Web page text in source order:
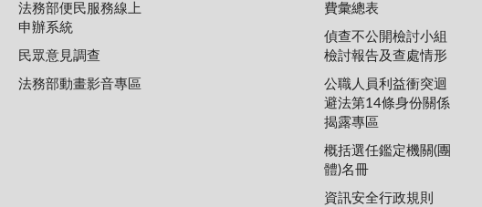
法務部便民服務線上
申辦系統
民眾意見調查
法務部動畫影音專區
費彙總表
偵查不公開檢討小組
檢討報告及查處情形
公職人員利益衝突迴
避法第14條身份關係
揭露專區
概括選任鑑定機關(團
體)名冊
資訊安全行政規則